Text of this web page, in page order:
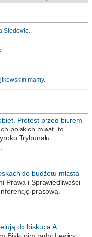
Słodowie..
mamy..
Protest przed biurem
polskich miast, to
Trybunału
do budżetu miasta
Prawa i Sprawiedliwości
prasową,
do biskupa A.